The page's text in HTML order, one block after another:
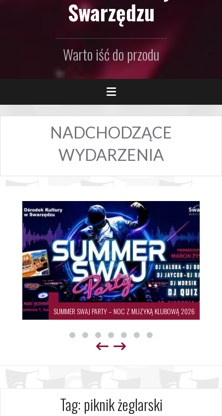
Swarzędzu
Warto iść do przodu
NADCHODZĄCE
WYDARZENIA
SUMMER SWAJ PARTY – NOC Z MUZYKĄ KLUBOWĄ 2026
Tag: piknik żeglarski